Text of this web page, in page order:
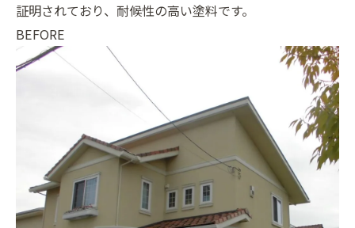
証明されており、耐候性の高い塗料です。
BEFORE